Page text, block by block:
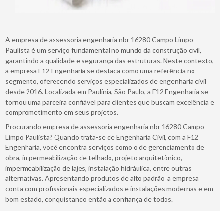
A empresa de assessoria engenharia nbr 16280 Campo Limpo
Paulista é um serviço fundamental no mundo da construção civil,
garantindo a qualidade e segurança das estruturas. Neste contexto,
a empresa F12 Engenharia se destaca como uma referência no
segmento, oferecendo serviços especializados de engenharia civil
desde 2016. Localizada em Paulínia, São Paulo, a F12 Engenharia se
tornou uma parceira confiável para clientes que buscam excelência e
comprometimento em seus projetos.
Procurando empresa de assessoria engenharia nbr 16280 Campo
Limpo Paulista? Quando trata-se de Engenharia Civil, com a F12
Engenharia, você encontra serviços como o de gerenciamento de
obra, impermeabilização de telhado, projeto arquitetônico,
impermeabilização de lajes, instalação hidráulica, entre outras
alternativas. Apresentando produtos de alto padrão, a empresa
conta com profissionais especializados e instalações modernas e em
bom estado, conquistando então a confiança de todos.